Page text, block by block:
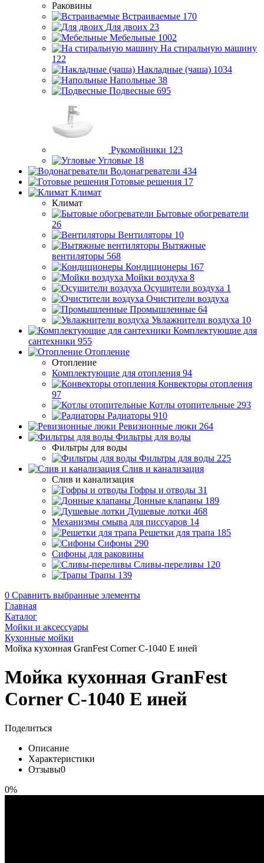
Раковины
Встраиваемые 170
Для двоих 23
Мебельные 1002
На стиральную машину
122
Накладные (чаша) 1034
Напольные 38
Подвесные 695
Рукомойники 123
Угловые 18
Водонагреватели 434
Готовые решения 17
Климат
Климат
Бытовые обогреватели
26
Вентиляторы 10
Вытяжные
вентиляторы 568
Кондиционеры 167
Мойки воздуха 8
Осушители воздуха 1
Очистители воздуха
Промышленные 64
Увлажнители воздуха 10
Комплектующие для
сантехники 955
Отопление
Отопление
Комплектующие для отопления 94
Конвекторы отопления
97
Котлы отопительные 293
Радиаторы 910
Ревизионные люки 264
Фильтры для воды
Фильтры для воды
Фильтры для воды 225
Слив и канализация
Слив и канализация
Гофры и отводы 31
Донные клапаны 189
Душевые лотки 468
Механизмы смыва для писсуаров 14
Решетки для трапа 185
Сифоны 290
Сифоны для раковины
Сливы-переливы 120
Трапы 139
0 Сравнить выбранные элементы
Главная
Каталог
Мойки и аксессуары
Кухонные мойки
Мойка кухонная GranFest Corner C-1040 E иней
Мойка кухонная GranFest
Corner C-1040 E иней
Поделиться
Описание
Характеристики
Отзывы0
0%